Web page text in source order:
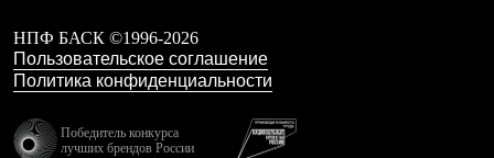
Комбинезоны
Куртки
Брюки
Футболки
Толстовки
НПФ БАСК ©1996-2026
Пользовательское соглашение
Политика конфиденциальности
Победитель конкурса
лучших брендов России